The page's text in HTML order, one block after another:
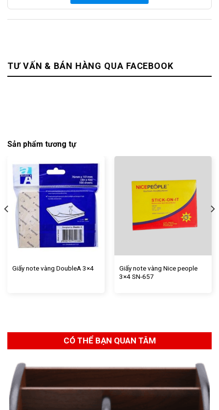
TƯ VẤN & BÁN HÀNG QUA FACEBOOK
Sản phẩm tương tự
Giấy note vàng DoubleA 3×4
Giấy note vàng Nice people
3×4 SN-657
CÓ THỂ BẠN QUAN TÂM